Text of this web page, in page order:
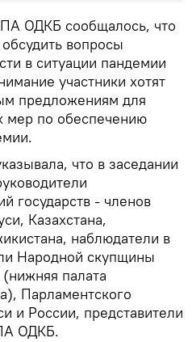
ОДКБ сообщалось, что
вопросы
в ситуации пандемии
участники хотят
предложениям для
мер по обеспечению
что в заседании
государств - членов
Казахстана,
наблюдатели в
Народной скупщины
палата
Парламентского
и России, представители
ОДКБ.